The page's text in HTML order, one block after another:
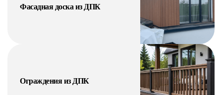
Фасадная доска из ДПК
Ограждения из ДПК